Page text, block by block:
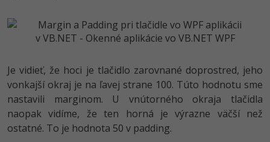
Je vidieť, že hoci je tlačidlo zarovnané doprostred, jeho
vonkajší okraj je na ľavej strane 100. Túto hodnotu sme
nastavili marginom. U vnútorného okraja tlačidla
naopak vidíme, že ten horná je výrazne väčší než
ostatné. To je hodnota 50 v padding.